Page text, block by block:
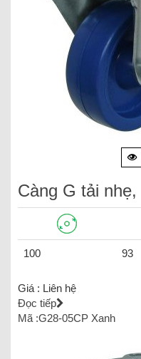
Càng G tải
100 93
Giá : Liên hệ
Đọc tiếp
Mã :G28-05CP Xanh